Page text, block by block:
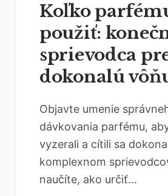
Koľko
použiť:
sprievodca
dokonalú
Objavte umenie
dávkovania parfému,
vyzerali a cítili sa
komplexnom
naučíte, ako určiť...